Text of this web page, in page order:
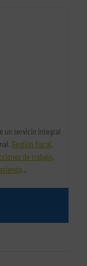
un servicio integral
Gestión fiscal,
de trabajo,
…